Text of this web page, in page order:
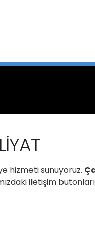
hizmeti sunuyoruz.
iletişim